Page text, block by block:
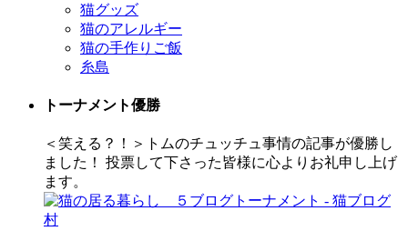
猫グッズ
猫のアレルギー
猫の手作りご飯
糸島
トーナメント優勝
＜笑える？！＞トムのチュッチュ事情の記事が優勝し
ました！ 投票して下さった皆様に心よりお礼申し上げ
ます。